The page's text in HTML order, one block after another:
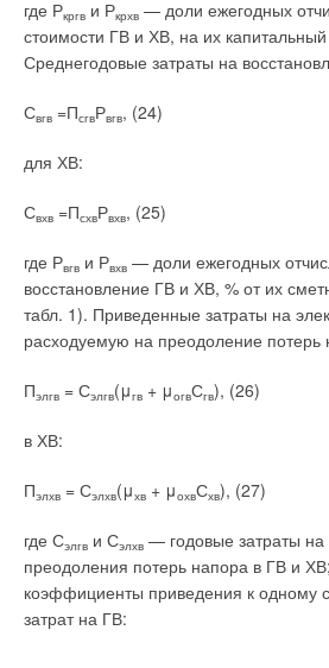
где Ркргв и Ркрхв — доли ежегодных
стоимости ГВ и ХВ, на их
Среднегодовые затраты на
Свгв =ПсгвРвгв, (24)
для ХВ:
Свхв =ПсхвРвхв, (25)
где Рвгв и Рвхв — доли ежегодных
восстановление ГВ и ХВ, % от их
табл. 1). Приведенные затраты на
расходуемую на преодоление потерь
Пэлгв = Сэлгв(μгв + μогвСгв), (26)
в ХВ:
Пэлхв = Сэлхв(μхв + μохвСхв), (27)
где Сэлгв и Сэлхв — годовые затраты на
преодоления потерь напора в ГВ и
коэффициенты приведения к одному
затрат на ГВ: